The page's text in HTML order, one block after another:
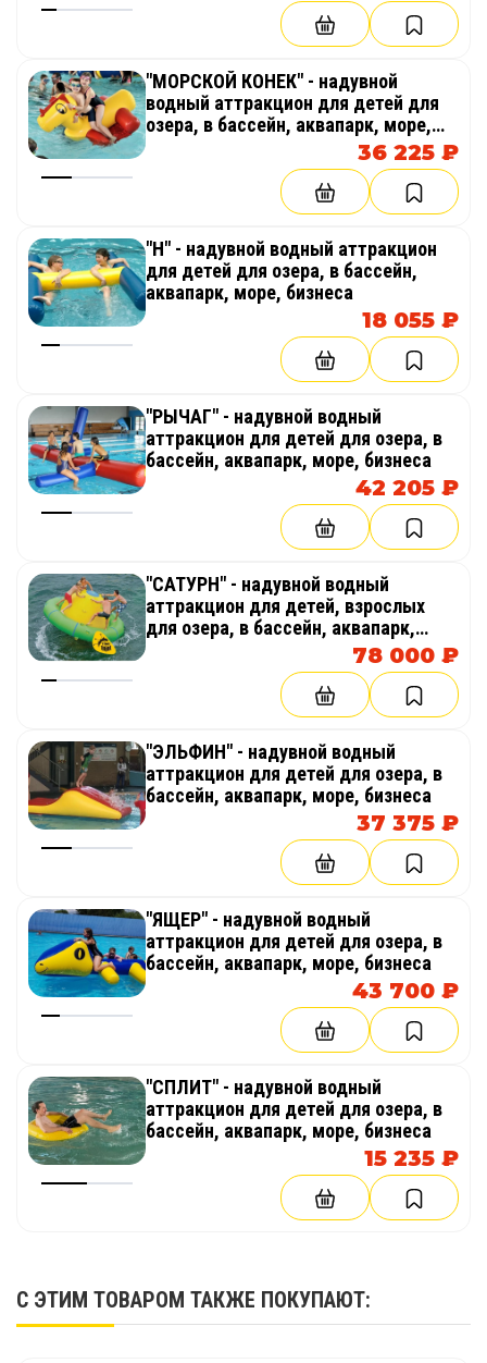
"МОРСКОЙ КОНЕК" - надувной
водный аттракцион для детей для
озера, в бассейн, аквапарк, море,
36 225 ₽
"Н" - надувной водный аттракцион
для детей для озера, в бассейн,
аквапарк, море, бизнеса
18 055 ₽
"РЫЧАГ" - надувной водный
аттракцион для детей для озера, в
бассейн, аквапарк, море, бизнеса
42 205 ₽
"САТУРН" - надувной водный
аттракцион для детей, взрослых
для озера, в бассейн, аквапарк,
78 000 ₽
"ЭЛЬФИН" - надувной водный
аттракцион для детей для озера, в
бассейн, аквапарк, море, бизнеса
37 375 ₽
"ЯЩЕР" - надувной водный
аттракцион для детей для озера, в
бассейн, аквапарк, море, бизнеса
43 700 ₽
"СПЛИТ" - надувной водный
аттракцион для детей для озера, в
бассейн, аквапарк, море, бизнеса
15 235 ₽
С ЭТИМ ТОВАРОМ ТАКЖЕ ПОКУПАЮТ: